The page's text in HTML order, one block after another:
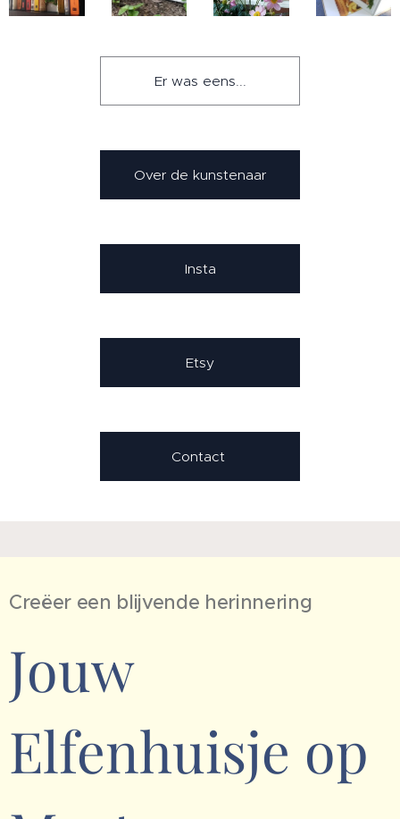
Er was eens...
Over de kunstenaar
Insta
Etsy
Contact
Creëer een blijvende herinnering
Jouw
Elfenhuisje op